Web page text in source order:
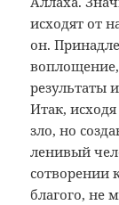
исходят от
он.
результаты
Итак, исходя
зло, но
ленивый
сотворении
благого, не